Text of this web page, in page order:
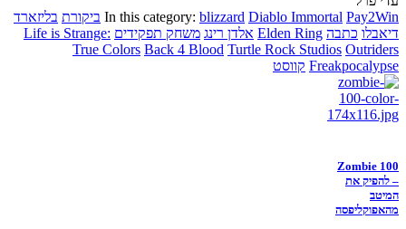
In this category: blizzard Diablo Immortal Pay2Win ביקורת בליזארד
דיאבלו כתבה Elden Ring אלדן רינג משחק תפקידים Life is Strange:
True Colors Back 4 Blood Turtle Rock Studios Outriders
Freakpocalypse קווסט
Zombie 100
– להפיק את
המיטב
מהאפוקליפסה